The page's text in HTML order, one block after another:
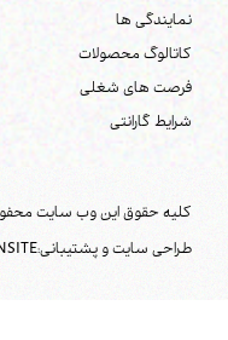
نمایندگی ها
کاتالوگ محصولات
فرصت های شغلی
شرایط گارانتی
کلیه حقوق این وب سایت
طراحی سایت و پشتیبانی: